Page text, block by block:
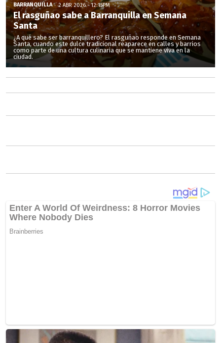
BARRANQUILLA 2 ABR 2026 - 12:15PM
El rasguñao sabe a Barranquilla en Semana
Santa
¿A qué sabe ser barranquillero? El rasguñao responde en Semana
Santa, cuando este dulce tradicional reaparece en calles y barrios
como parte de una cultura culinaria que se mantiene viva en la
ciudad.